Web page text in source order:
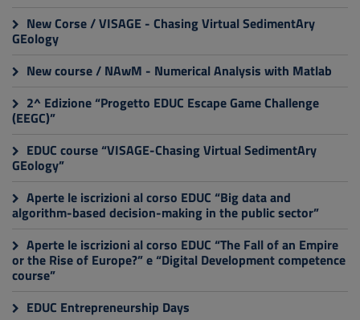
Footer
New Corse / VISAGE - Chasing Virtual SedimentAry
GEology
New course / NAwM - Numerical Analysis with Matlab
2^ Edizione “Progetto EDUC Escape Game Challenge
(EEGC)”
EDUC course “VISAGE-Chasing Virtual SedimentAry
GEology”
Aperte le iscrizioni al corso EDUC “Big data and
algorithm-based decision-making in the public sector”
Aperte le iscrizioni al corso EDUC “The Fall of an Empire
or the Rise of Europe?” e “Digital Development competence
course”
EDUC Entrepreneurship Days